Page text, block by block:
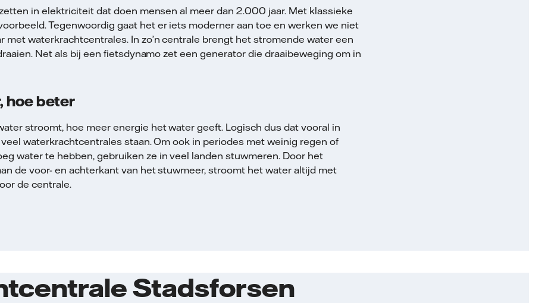
in elektriciteit dat doen mensen al meer dan 2.000 jaar. Met klassieke
Tegenwoordig gaat het er iets moderner aan toe en werken we niet
met waterkrachtcentrales. In zo’n centrale brengt het stromende water een
Net als bij een fietsdynamo zet een generator die draaibeweging om in
hoe beter
stroomt, hoe meer energie het water geeft. Logisch dus dat vooral in
waterkrachtcentrales staan. Om ook in periodes met weinig regen of
water te hebben, gebruiken ze in veel landen stuwmeren. Door het
de voor- en achterkant van het stuwmeer, stroomt het water altijd met
de centrale.
Stadsforsen